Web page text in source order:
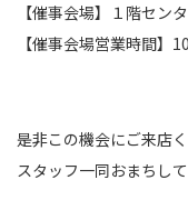
【催事会場】１階セン
【催事会場営業時間】
是非この機会にご来店く
スタッフ一同おまちし